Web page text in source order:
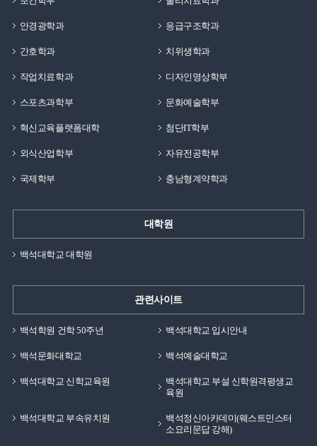
안경광학과 응급구조학과
간호학과 치위생학과
작업치료학과 디자인영상학부
스포츠과학부 문화예술학부
혁신교육플랫폼대학 첨단IT학부
외식산업학부 자유전공학부
국제학부 충남형계약학과
대학원
백석대학교 대학원
관련사이트
백석학원 건학 50주년 백석대학교 입시안내
백석문화대학교 백석예술대학교
백석대학교 신학교육원
백석대학교 부설 신학원격평생교
육원
백석대학교 부속유치원
백석정신아카데미(웨스트민스터
소요리문답 강해)